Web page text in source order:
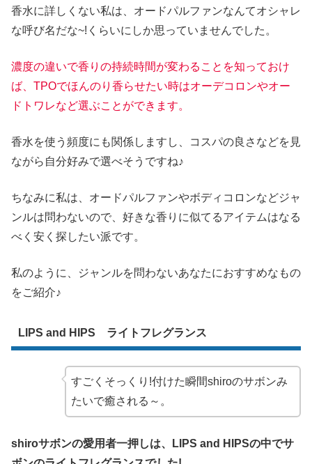
香水に詳しくない私は、オードパルファンなんてオシャレ
な呼び名だな~!くらいにしか思っていませんでした。
濃度の違いで香りの持続時間が変わることを知っておけ
ば、TPOでほんのり香らせたい時はオーデコロンやオー
ドトワレなど選ぶことができます。
香水を使う頻度にも関係しますし、コスパの良さなどを見
ながら自分好みで選べそうですね♪
ちなみに私は、オードパルファンやボディコロンなどジャ
ンルは問わないので、好きな香りに似てるアイテムはなる
べく安く探したい派です。
私のように、ジャンルを問わないあなたにおすすめなもの
をご紹介♪
LIPS and HIPS ライトフレグランス
すごくそっくり!付けた瞬間shiroのサボンみ
たいで癒される～。
shiroサボンの愛用者一押しは、LIPS and HIPSの中でサ